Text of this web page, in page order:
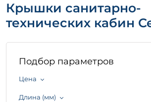
Крышки санитарно-
технических кабин
Подбор параметров
Цена
Длина (мм)